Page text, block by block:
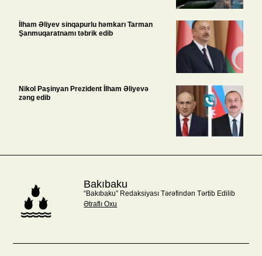
İlham Əliyev sinqapurlu həmkarı Tarman
Şanmuqaratnamı təbrik edib
Nikol Paşinyan Prezident İlham Əliyevə
zəng edib
Bakıbaku
“Bakıbaku” Redaksiyası Tərəfindən Tərtib Edilib
Ətraflı Oxu